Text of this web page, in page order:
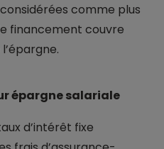
comme plus
financement couvre
épargne salariale
d’intérêt fixe